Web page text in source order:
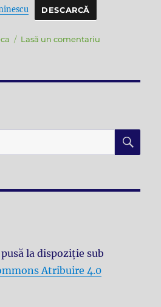
DESCARCĂ
Lasă un comentariu
la dispoziţie sub
Atribuire 4.0